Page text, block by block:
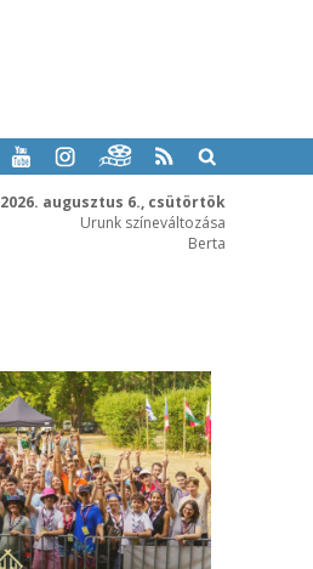
2026. augusztus 6., csütörtök
Urunk színeváltozása
Berta